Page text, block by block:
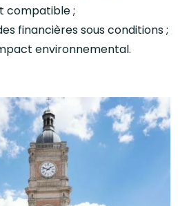
compatible ;
financières sous conditions ;
environnemental.